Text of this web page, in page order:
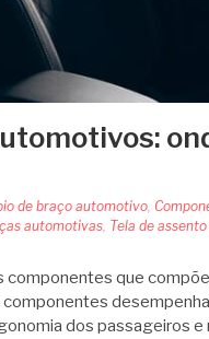
de braço automotivo,
automotivas, Tela de
que
dos passageiros